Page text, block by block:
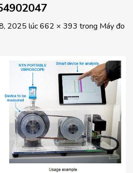
2025 lúc662 × 393 trong Máy đo